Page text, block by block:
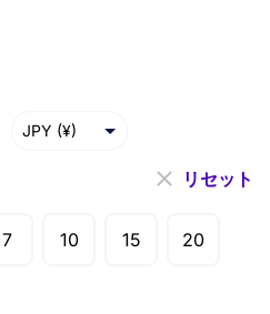
JPY (¥)
GBP (£)
7 10 15 20
リセット